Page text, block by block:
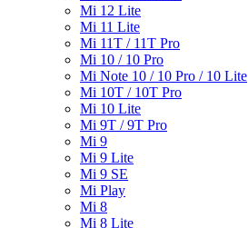
Mi 12 Lite
Mi 11 Lite
Mi 11T / 11T Pro
Mi 10 / 10 Pro
Mi Note 10 / 10 Pro / 10 Lite
Mi 10T / 10T Pro
Mi 10 Lite
Mi 9T / 9T Pro
Mi 9
Mi 9 Lite
Mi 9 SE
Mi Play
Mi 8
Mi 8 Lite